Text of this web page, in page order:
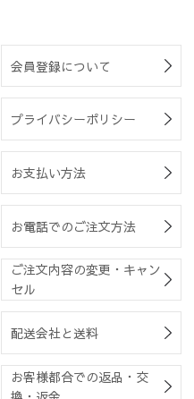
会員登録について
プライバシーポリシー
お支払い方法
お電話でのご注文方法
ご注文内容の変更・キャン
セル
配送会社と送料
お客様都合での返品・交